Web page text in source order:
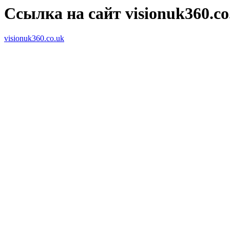
Ссылка на сайт
visionuk360.co.uk